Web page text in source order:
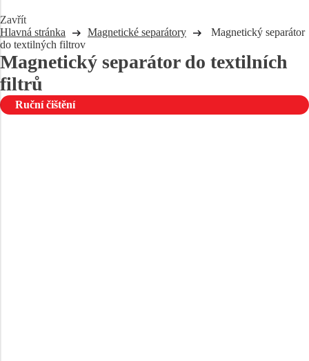
Zavřít
Hlavná stránka Magnetické separátory
Magnetický separátor
do textilných filtrov
Magnetický separátor do textilních
filtrů
Ruční čištění